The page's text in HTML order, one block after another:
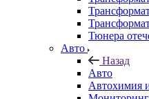
Тюнера
Авто
Назад
Авто
Автохимия